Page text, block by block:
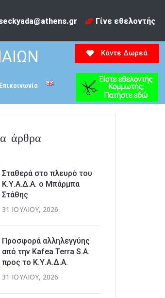
Γίνε εθελοντής
Επικοινωνία
Κάντε Δωρεά
άρθρα
Σταθερά στο πλευρό του
Κ.Υ.Α.Δ.Α. ο Μπάρμπα
Στάθης
31 ΙΟΥΛΊΟΥ, 2026
Προσφορά αλληλεγγύης
από την Kafea Terra S.A.
προς το Κ.Υ.Α.Δ.Α.
31 ΙΟΥΛΊΟΥ, 2026